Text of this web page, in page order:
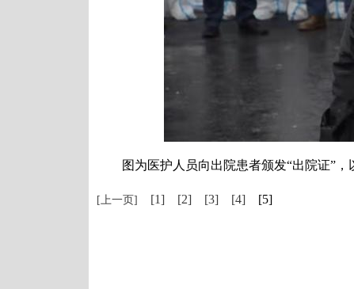
图为医护人员向出院患者颁发“出院证”，
[上一页] [1] [2] [3] [4] [5]